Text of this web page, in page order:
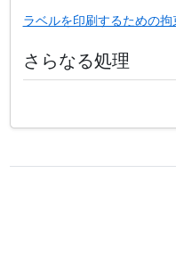
ラベルを印刷するための
さらなる処理